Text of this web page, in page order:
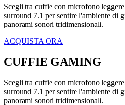
Scegli tra cuffie con microfono
surround 7.1 per sentire l'ambiente di
panorami sonori tridimensionali.
ACQUISTA ORA
CUFFIE GAMING
Scegli tra cuffie con microfono
surround 7.1 per sentire l'ambiente di
panorami sonori tridimensionali.